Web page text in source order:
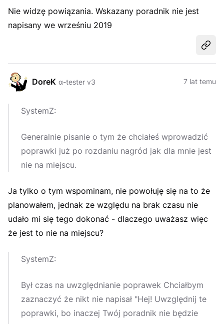
Nie widzę powiązania. Wskazany poradnik nie jest
napisany we wrześniu 2019
DoreK α-tester v3 7 lat temu
SystemZ:
Generalnie pisanie o tym że chciałeś wprowadzić
poprawki już po rozdaniu nagród jak dla mnie jest
nie na miejscu.
Ja tylko o tym wspominam, nie powołuję się na to że
planowałem, jednak ze względu na brak czasu nie
udało mi się tego dokonać - dlaczego uważasz więc
że jest to nie na miejscu?
SystemZ:
Był czas na uwzględnianie poprawek Chciałbym
zaznaczyć że nikt nie napisał "Hej! Uwzględnij te
poprawki, bo inaczej Twój poradnik nie będzie